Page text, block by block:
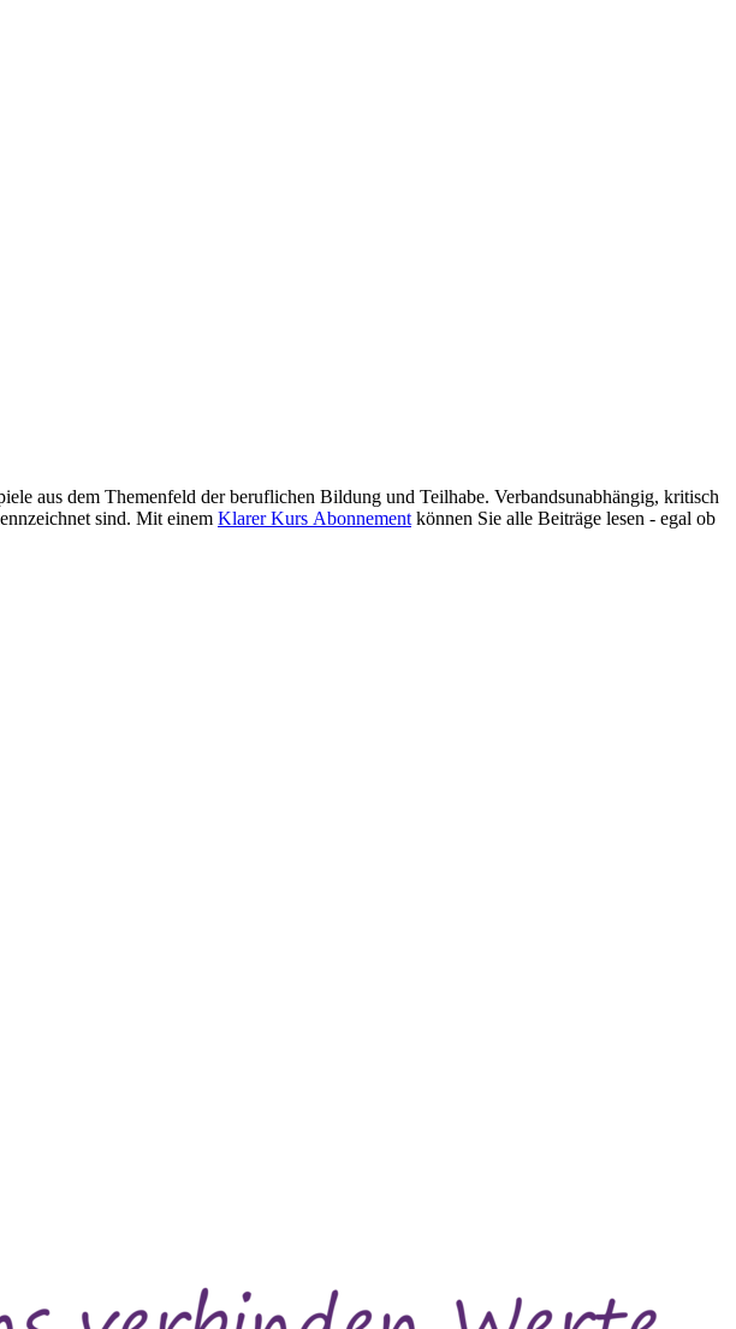
aus dem Themenfeld der beruflichen Bildung und Teilhabe. Verbandsunabhängig, kritisch
sind. Mit einem Klarer Kurs Abonnement können Sie alle Beiträge lesen - egal ob